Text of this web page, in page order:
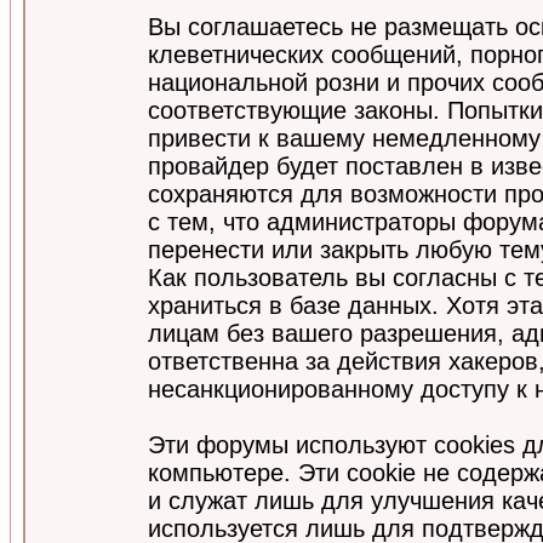
Вы соглашаетесь не размещать
клеветнических сообщений,
национальной розни и прочих
соответствующие законы.
привести к вашему
провайдер будет поставлен в
сохраняются для возможности
с тем, что администраторы
перенести или закрыть любую
Как пользователь вы согласны с
храниться в базе данных. Хотя
лицам без вашего разрешения,
ответственна за действия
несанкционированному доступу к
Эти форумы используют cookies
компьютере. Эти cookie не
и служат лишь для улучшения
используется лишь для